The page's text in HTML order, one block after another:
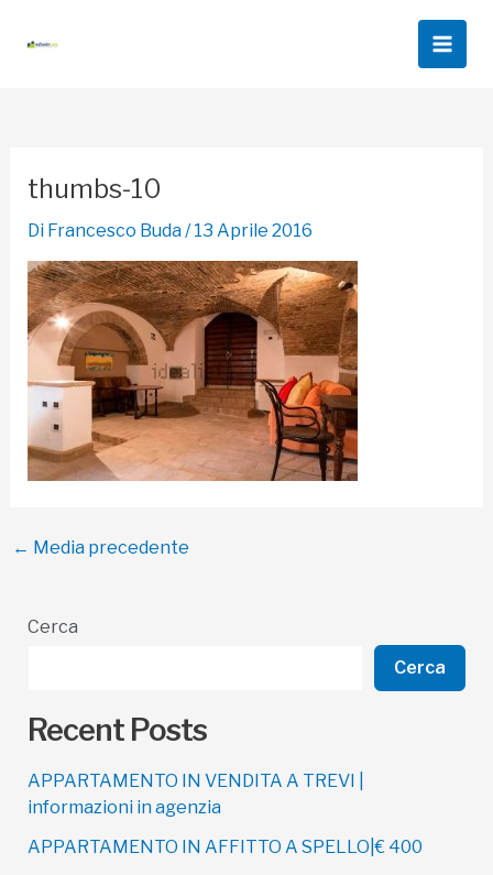
Main
thumbs-10
Di Francesco Buda/13 Aprile 2016
Navigazione
← Media precedente
Cerca
Cerca
Recent Posts
APPARTAMENTO IN VENDITA A TREVI |
informazioni in agenzia
APPARTAMENTO IN AFFITTO A SPELLO|€ 400